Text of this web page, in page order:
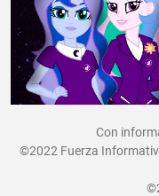
Con
©2022 Fuerza